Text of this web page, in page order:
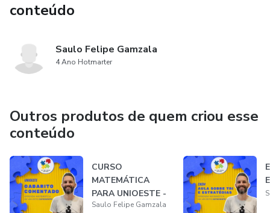
conteúdo
Saulo Felipe Gamzala
4 Ano Hotmarter
Outros produtos de quem criou esse
conteúdo
CURSO
MATEMÁTICA
PARA UNIOESTE -
PR (PROF.
Saulo Felipe Gamzala